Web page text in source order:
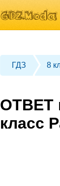
ГДЗ 8
ОТВЕТ
класс